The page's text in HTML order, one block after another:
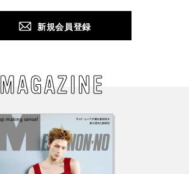
新規会員登録
MAGAZINE